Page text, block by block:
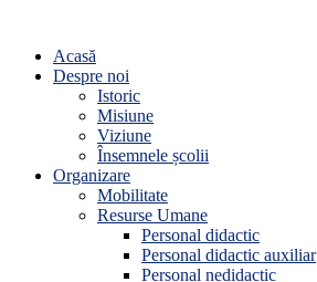
Acasă
Despre noi
Istoric
Misiune
Viziune
Însemnele școlii
Organizare
Mobilitate
Resurse Umane
Personal didactic
Personal didactic auxiliar
Personal nedidactic